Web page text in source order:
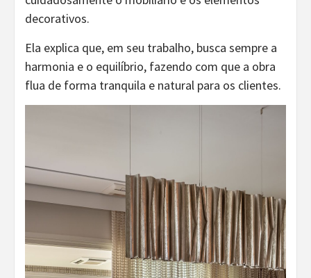
decorativos.
Ela explica que, em seu trabalho, busca sempre a
harmonia e o equilíbrio, fazendo com que a obra
flua de forma tranquila e natural para os clientes.